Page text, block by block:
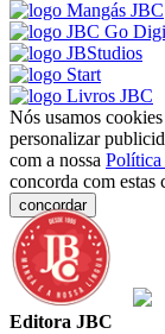
Nós usamos
personalizar
com a nossa Política
concorda com estas
concordar
Editora JBC